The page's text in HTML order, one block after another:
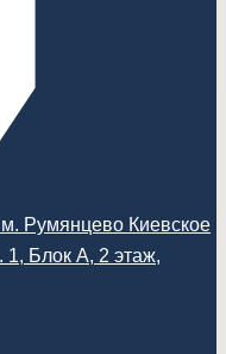
Румянцево Киевское
1, Блок А, 2 этаж,